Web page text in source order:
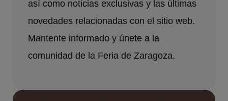
así como noticias exclusivas y las últimas
novedades relacionadas con el sitio web.
Mantente informado y únete a la
comunidad de la Feria de Zaragoza.